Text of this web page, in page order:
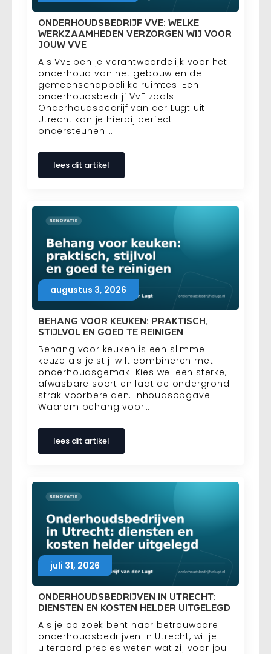
ONDERHOUDSBEDRIJF VVE: WELKE
WERKZAAMHEDEN VERZORGEN WIJ VOOR
JOUW VVE
Als VvE ben je verantwoordelijk voor het
onderhoud van het gebouw en de
gemeenschappelijke ruimtes. Een
onderhoudsbedrijf VvE zoals
Onderhoudsbedrijf van der Lugt uit
Utrecht kan je hierbij perfect
ondersteunen.…
lees dit artikel
BEHANG VOOR KEUKEN: PRAKTISCH,
STIJLVOL EN GOED TE REINIGEN
augustus 3, 2026
Behang voor keuken is een slimme
keuze als je stijl wilt combineren met
onderhoudsgemak. Kies wel een sterke,
afwasbare soort en laat de ondergrond
strak voorbereiden. Inhoudsopgave
Waarom behang voor…
lees dit artikel
ONDERHOUDSBEDRIJVEN IN UTRECHT:
DIENSTEN EN KOSTEN HELDER UITGELEGD
juli 31, 2026
Als je op zoek bent naar betrouwbare
onderhoudsbedrijven in Utrecht, wil je
uiteraard precies weten wat zij voor jou